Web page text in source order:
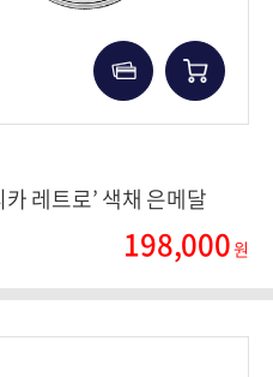
레트로’ 색채 은메달
198,000원